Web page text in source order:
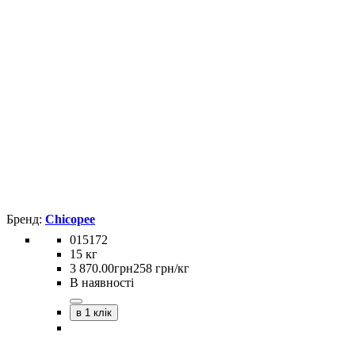
Chicopee
015172
15 кг
3 870.00грн258 грн/кг
В наявності
в 1 клік